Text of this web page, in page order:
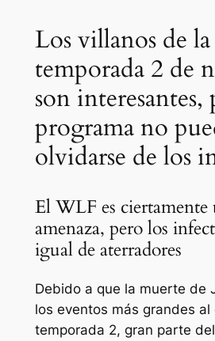
Los villanos de
temporada 2 de
son interesantes,
programa no
olvidarse de los
El WLF es ciertamente
amenaza, pero los
igual de aterradores
Debido a que la muerte de
los eventos más grandes al
temporada 2, gran parte